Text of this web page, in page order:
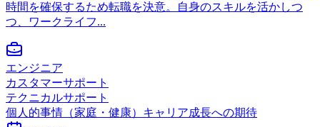
時間を確保するため転職を決意。自身のスキルを活かしつ
つ、ワークライフ...
エンジニア
カスタマーサポート
テクニカルサポート
個人的事情（家庭・健康） キャリア成長への期待